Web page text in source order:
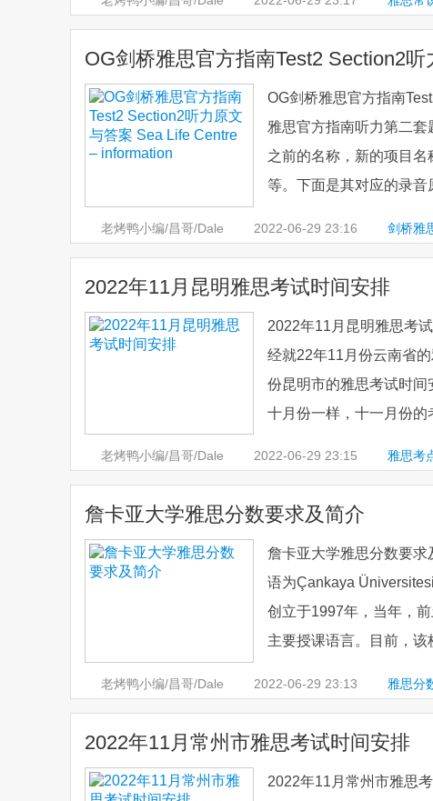
OG剑桥雅思官方指南Test2 Section2
OG剑桥雅思官方指南
雅思官方指南听力第二
之前的名称，新的项目
等。下面是其对应的录音
老烤鸭小编/昌哥/Dale 2022-06-29 23:16 剑桥雅
原文与答案
2022年11月昆明雅思考试时间安排
2022年11月昆明雅思考
经就22年11月份云南省
份昆明市的雅思考试时间
十月份一样，十一月份的
老烤鸭小编/昌哥/Dale 2022-06-29 23:15 雅思考
雅思
詹卡亚大学雅思分数要求及简介
詹卡亚大学雅思分数要
语为Çankaya
创立于1997年，当年，
主要授课语言。目前，
老烤鸭小编/昌哥/Dale 2022-06-29 23:13 雅思分
2022年11月常州市雅思考试时间安排
2022年11月常州市雅思